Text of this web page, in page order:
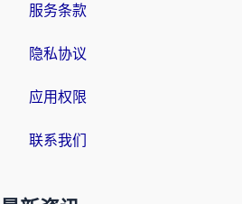
服务条款
隐私协议
应用权限
联系我们